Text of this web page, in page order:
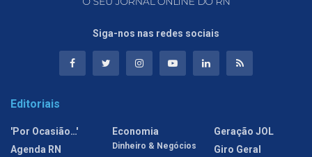
Siga-nos nas redes sociais
Editoriais
'Por Ocasião…'
Agenda RN
Economia
Dinheiro & Negócios
Geração JOL
Giro Geral